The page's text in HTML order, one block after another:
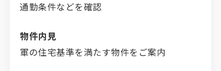
通勤条件などを確認
物件内見
軍の住宅基準を満たす物件をご案内